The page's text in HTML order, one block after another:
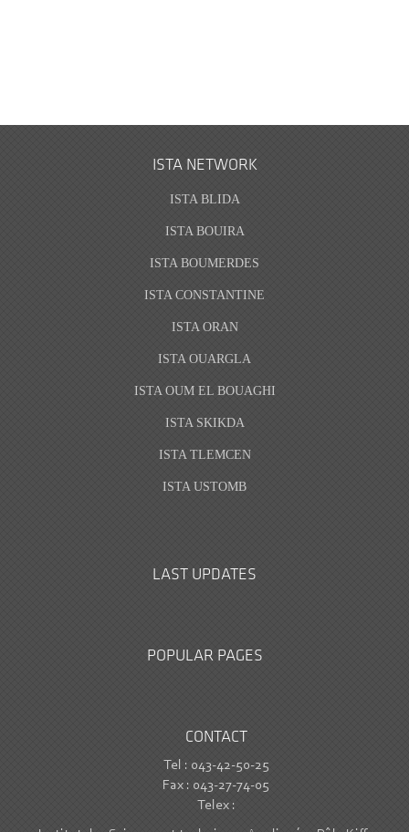
ISTA NETWORK
ISTA BLIDA
ISTA BOUIRA
ISTA BOUMERDES
ISTA CONSTANTINE
ISTA ORAN
ISTA OUARGLA
ISTA OUM EL BOUAGHI
ISTA SKIKDA
ISTA TLEMCEN
ISTA USTOMB
LAST UPDATES
POPULAR PAGES
CONTACT
Tel : 043-42-50-25
Fax : 043-27-74-05
Telex :